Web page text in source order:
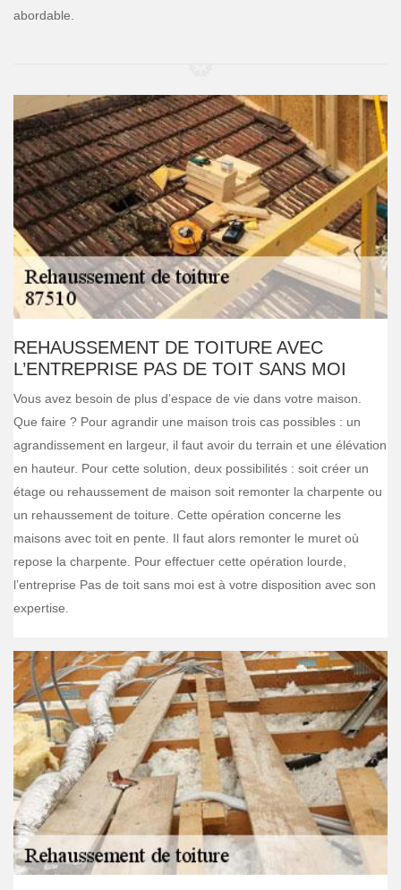
abordable.
REHAUSSEMENT DE TOITURE AVEC
L’ENTREPRISE PAS DE TOIT SANS MOI
Vous avez besoin de plus d’espace de vie dans votre maison.
Que faire ? Pour agrandir une maison trois cas possibles : un
agrandissement en largeur, il faut avoir du terrain et une élévation
en hauteur. Pour cette solution, deux possibilités : soit créer un
étage ou rehaussement de maison soit remonter la charpente ou
un rehaussement de toiture. Cette opération concerne les
maisons avec toit en pente. Il faut alors remonter le muret où
repose la charpente. Pour effectuer cette opération lourde,
l’entreprise Pas de toit sans moi est à votre disposition avec son
expertise.